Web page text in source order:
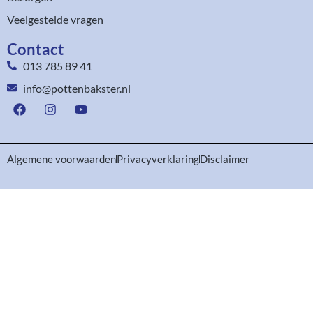
Veelgestelde vragen
Contact
013 785 89 41
info@pottenbakster.nl
Algemene voorwaardenPrivacyverklaringDisclaimer